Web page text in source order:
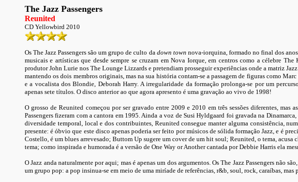
The Jazz Passengers
Reunited
CD Yellowbird 2010
Os The Jazz Passengers são um grupo de culto da down town nova-iorquina, formado no final dos
musicais e artísticas que desde sempre se cruzam em Nova Iorque, em centros como a célebre
produtor John Lurie nos The Lounge Lizzards e pretendiam prosseguir experiências onde a matriz
mantendo os dois membros originais, mas na sua história contam-se a passagem de figuras como
e a vocalista dos Blondie, Deborah Harry. A irregularidade da formação prolonga-se por um
apenas sete títulos. O disco anterior ao que agora apresento é uma gravação ao vivo de 1998!
O grosso de Reunited começou por ser gravado entre 2009 e 2010 em três sessões diferentes,
Passengers fizeram com a cantora em 1995. Ainda a voz de Susi Hyldgaard foi gravada na
diversidade temporal, local e dos contribuintes, Reunited consegue manter alguma consistência,
presente: é óbvio que este disco apenas poderia ser feito por músicos de sólida formação Jazz, e é
Costello, é um blues arrevesado; Buttom Up sugere um cover de um hit soul; Reunited, o tema,
tema; como inspirada e humorada é a versão de One Way or Another cantada por Debbie Harris ela
O Jazz anda naturalmente por aqui; mas é apenas um dos argumentos. Os The Jazz Passengers não
um grupo pop: a pop insinua-se em meio de uma miríade de referências, r&b, soul, rock, caraíbas,